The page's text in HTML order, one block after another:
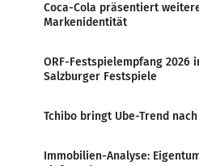
Coca-Cola präsentiert
Markenidentität
ORF-Festspielempfang 2026
Salzburger Festspiele
Tchibo bringt Ube-Trend
Immobilien-Analyse: